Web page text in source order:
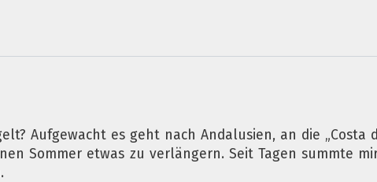
Aufgewacht es geht nach Andalusien, an die „Costa
Sommer etwas zu verlängern. Seit Tagen summte